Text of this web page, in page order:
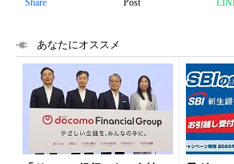
Share Post
あなたにオススメ